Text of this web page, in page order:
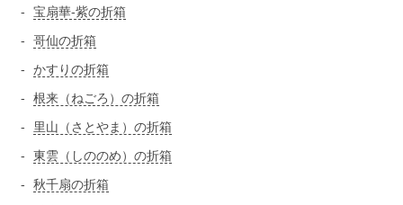
宝扇華-紫の折箱
哥仙の折箱
かすりの折箱
根来（ねごろ）の折箱
里山（さとやま）の折箱
東雲（しののめ）の折箱
秋千扇の折箱